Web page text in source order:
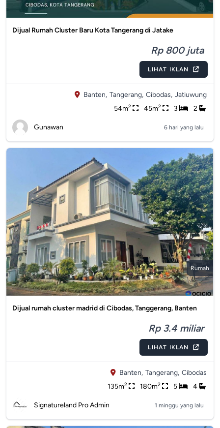
Dijual Rumah Cluster Baru Kota Tangerang di Jatake
Rp 800 juta
LIHAT IKLAN
Banten, Tangerang, Cibodas, Jatiuwung
54m2 45m2 3 2
Gunawan 6 hari yang lalu
Rumah
Dijual rumah cluster madrid di Cibodas, Tanggerang, Banten
Rp 3.4 miliar
LIHAT IKLAN
Banten, Tangerang, Cibodas
135m2 180m2 5 4
Signatureland Pro Admin 1 minggu yang lalu